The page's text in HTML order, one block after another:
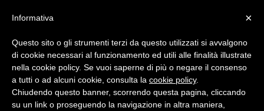
Politica
×
Informativa
Questo sito o gli strumenti terzi da questo utilizzati si avvalgono
di cookie necessari al funzionamento ed utili alle finalità illustrate
nella cookie policy. Se vuoi saperne di più o negare il consenso
a tutti o ad alcuni cookie, consulta la cookie policy.
Chiudendo questo banner, scorrendo questa pagina, cliccando
su un link o proseguendo la navigazione in altra maniera,